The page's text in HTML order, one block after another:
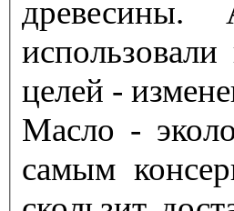
целей -
Масло -
самым